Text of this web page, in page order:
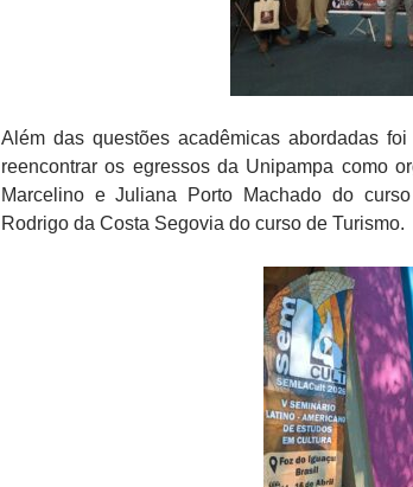
Além das questões acadêmicas abordadas
reencontrar os egressos da Unipampa como
Marcelino e Juliana Porto Machado do
Rodrigo da Costa Segovia do curso de Turismo.